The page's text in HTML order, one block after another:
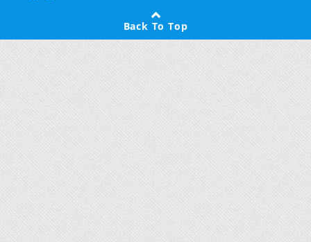
Back To Top